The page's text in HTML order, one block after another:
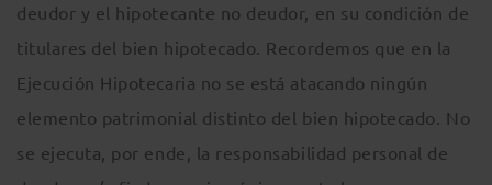
deudor y el hipotecante no deudor, en su condición de
titulares del bien hipotecado. Recordemos que en la
Ejecución Hipotecaria no se está atacando ningún
elemento patrimonial distinto del bien hipotecado. No
se ejecuta, por ende, la responsabilidad personal de